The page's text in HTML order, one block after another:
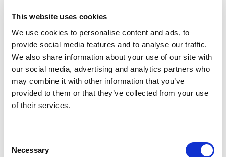
This website uses cookies
We use cookies to personalise content and ads, to
provide social media features and to analyse our traffic.
We also share information about your use of our site with
our social media, advertising and analytics partners who
may combine it with other information that you’ve
provided to them or that they’ve collected from your use
of their services.
Selection
Necessary
Official Sponsor